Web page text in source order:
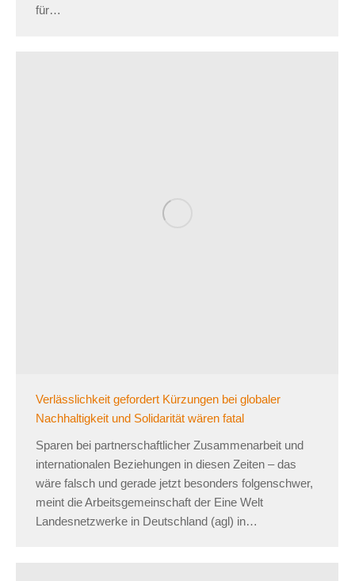
für…
Verlässlichkeit gefordert Kürzungen bei globaler
Nachhaltigkeit und Solidarität wären fatal
Sparen bei partnerschaftlicher Zusammenarbeit und
internationalen Beziehungen in diesen Zeiten – das
wäre falsch und gerade jetzt besonders folgenschwer,
meint die Arbeitsgemeinschaft der Eine Welt
Landesnetzwerke in Deutschland (agl) in…